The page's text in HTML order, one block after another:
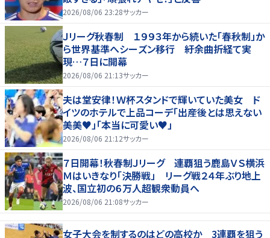
2026/08/06 23:28サッカー
Ｊリーグ秋春制 １９９３年から続いた「春秋制」か
ら世界基準へシーズン移行 紆余曲折経て実
現…７日に開幕
2026/08/06 21:13サッカー
夫は堂安律！Ｗ杯スタンドで輝いていた美女 ド
イツのホテルで上品コーデ「出産後とは思えない
美美♥」「本当に可愛い♥」
2026/08/06 21:12サッカー
７日開幕！秋春制Ｊリーグ 連覇狙う鹿島ＶＳ横浜
Ｍはいきなり「決勝戦」 リーグ戦２４年ぶり地上
波、国立初の６万人超観衆動員へ
2026/08/06 21:08サッカー
女子大会を制するのはどの高校か 3連覇を狙う